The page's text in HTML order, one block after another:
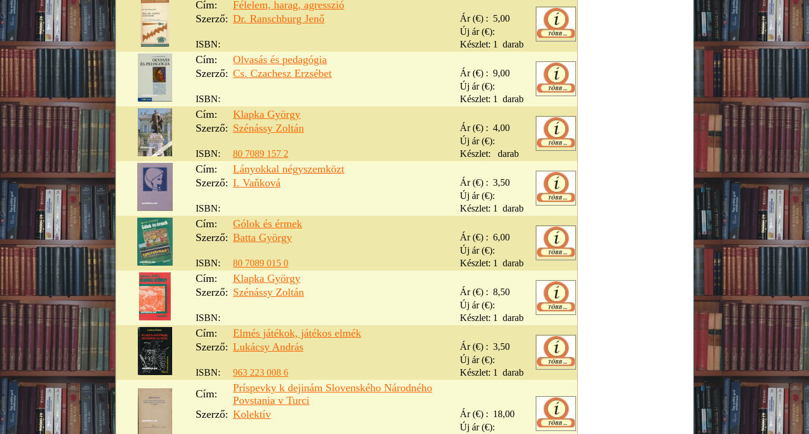
Cím:
Félelem, harag, agresszió
Szerző: Dr. Ranschburg Jenő Ár (€) : 5,00
Új ár (€):
ISBN:
Készlet: 1 darab
Cím:
Olvasás és pedagógia
Szerző: Cs. Czachesz Erzsébet Ár (€) : 9,00
Új ár (€):
ISBN:
Készlet: 1 darab
Cím:
Klapka György
Szerző: Szénássy Zoltán Ár (€) : 4,00
Új ár (€):
ISBN:
80 7089 157 2 Készlet: darab
Cím:
Lányokkal négyszemközt
Szerző: I. Vaňková Ár (€) : 3,50
Új ár (€):
ISBN:
Készlet: 1 darab
Cím:
Gólok és érmek
Szerző: Batta György Ár (€) : 6,00
Új ár (€):
ISBN:
80 7089 015 0 Készlet: 1 darab
Cím:
Klapka György
Szerző: Szénássy Zoltán Ár (€) : 8,50
Új ár (€):
ISBN:
Készlet: 1 darab
Cím:
Elmés játékok, játékos elmék
Szerző: Lukácsy András Ár (€) : 3,50
Új ár (€):
ISBN:
963 223 008 6 Készlet: 1 darab
Cím:
Príspevky k dejinám Slovenského Národného
Povstania v Turci
Szerző: Kolektív Ár (€) : 18,00
Új ár (€):